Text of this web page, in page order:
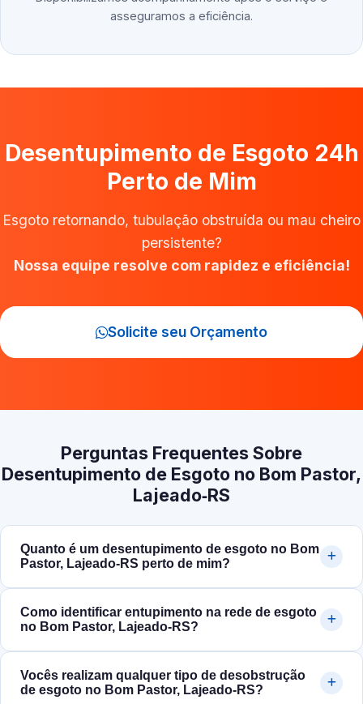
asseguramos a eficiência.
Desentupimento de Esgoto 24h
Perto de Mim
Esgoto retornando, tubulação obstruída ou mau cheiro
persistente?
Nossa equipe resolve com rapidez e eficiência!
Solicite seu Orçamento
Perguntas Frequentes Sobre
Desentupimento de Esgoto no Bom Pastor,
Lajeado‑RS
Quanto é um desentupimento de esgoto no Bom
Pastor, Lajeado‑RS perto de mim?
Como identificar entupimento na rede de esgoto
no Bom Pastor, Lajeado‑RS?
Vocês realizam qualquer tipo de desobstrução
de esgoto no Bom Pastor, Lajeado‑RS?